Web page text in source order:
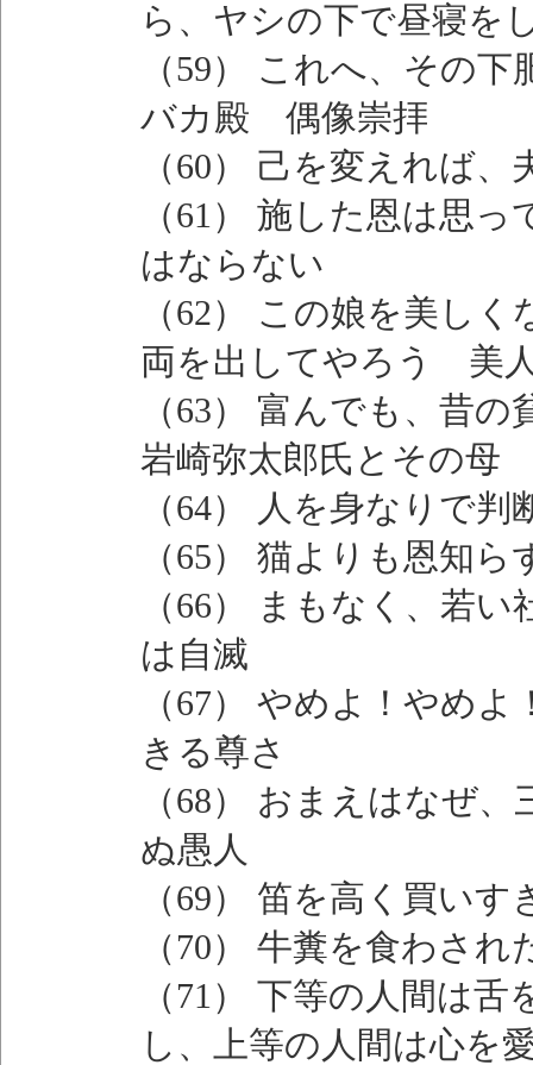
ら、ヤシの下で昼寝を
（59） これへ、その
バカ殿 偶像崇拝
（60） 己を変えれば
（61） 施した恩は思
はならない
（62） この娘を美し
両を出してやろう 美
（63） 富んでも、昔
岩崎弥太郎氏とその母
（64） 人を身なりで
（65） 猫よりも恩知
（66） まもなく、若
は自滅
（67） やめよ！やめ
きる尊さ
（68） おまえはなぜ
ぬ愚人
（69） 笛を高く買い
（70） 牛糞を食わさ
（71） 下等の人間は
し、上等の人間は心を